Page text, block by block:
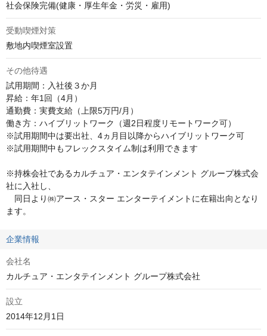
社会保険完備(健康・厚生年金・労災・雇用)
受動喫煙対策
敷地内喫煙室設置
その他待遇
試用期間：入社後３か月
昇給：年1回（4月）
通勤費：実費支給（上限5万円/月）
働き方：ハイブリットワーク（週2日程度リモートワーク可）
※試用期間中は要出社、4ヵ月目以降からハイブリットワーク可
※試用期間中もフレックスタイム制は利用できます
※持株会社であるカルチュア・エンタテインメント グループ株式会
社に入社し、
同日より㈱アース・スター エンターテイメントに在籍出向となり
ます。
企業情報
会社名
カルチュア・エンタテインメント グループ株式会社
設立
2014年12月1日